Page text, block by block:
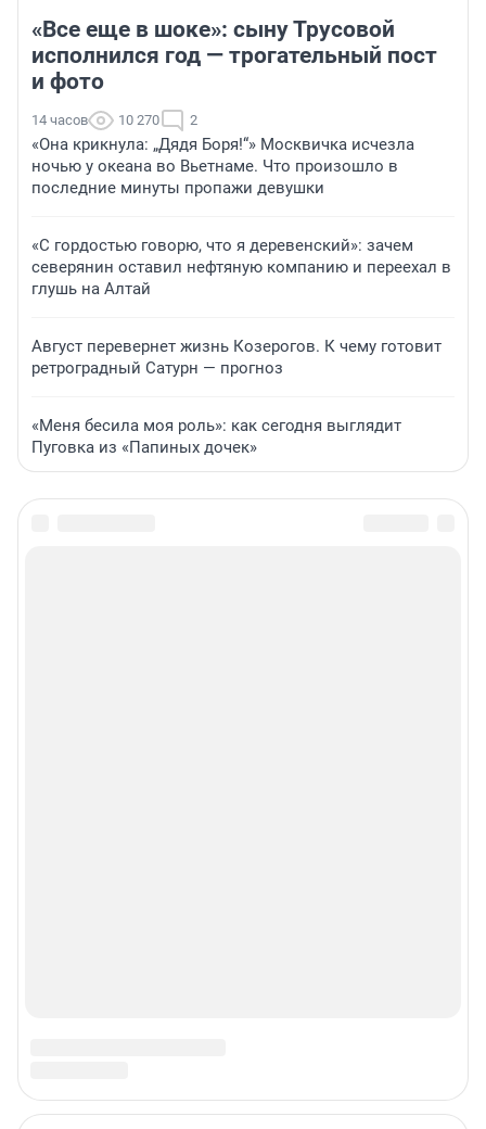
«Все еще в шоке»: сыну Трусовой
исполнился год — трогательный пост
и фото
14 часов 10 270 2
«Она крикнула: „Дядя Боря!“» Москвичка исчезла
ночью у океана во Вьетнаме. Что произошло в
последние минуты пропажи девушки
«С гордостью говорю, что я деревенский»: зачем
северянин оставил нефтяную компанию и переехал в
глушь на Алтай
Август перевернет жизнь Козерогов. К чему готовит
ретроградный Сатурн — прогноз
«Меня бесила моя роль»: как сегодня выглядит
Пуговка из «Папиных дочек»